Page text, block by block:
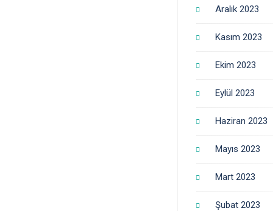
Aralık 2023
Kasım 2023
Ekim 2023
Eylül 2023
Haziran 2023
Mayıs 2023
Mart 2023
Şubat 2023